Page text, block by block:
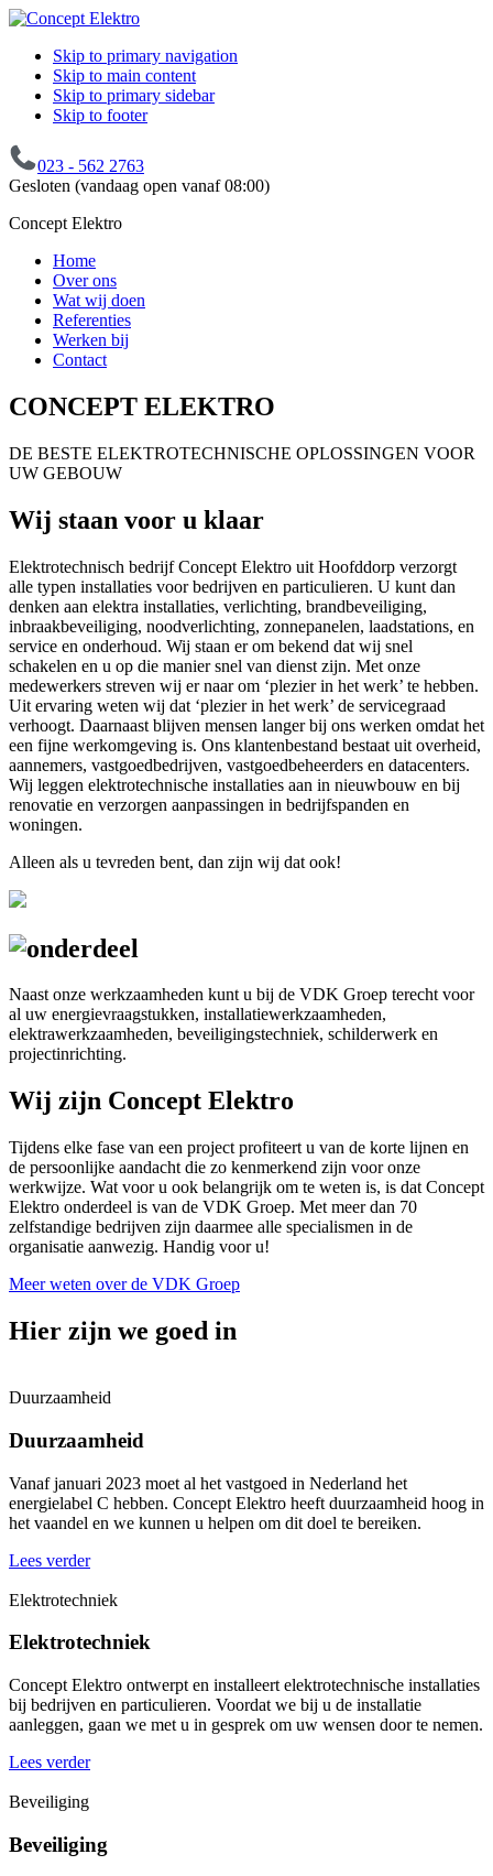
Skip to primary navigation
Skip to main content
Skip to primary sidebar
Skip to footer
023 - 562 2763
Gesloten (vandaag open vanaf 08:00)
Concept Elektro
Home
Over ons
Wat wij doen
Referenties
Werken bij
Contact
CONCEPT ELEKTRO
DE BESTE ELEKTROTECHNISCHE OPLOSSINGEN VOOR
UW GEBOUW
Wij staan voor u klaar
Elektrotechnisch bedrijf Concept Elektro uit Hoofddorp verzorgt
alle typen installaties voor bedrijven en particulieren. U kunt dan
denken aan elektra installaties, verlichting, brandbeveiliging,
inbraakbeveiliging, noodverlichting, zonnepanelen, laadstations, en
service en onderhoud. Wij staan er om bekend dat wij snel
schakelen en u op die manier snel van dienst zijn. Met onze
medewerkers streven wij er naar om ‘plezier in het werk’ te hebben.
Uit ervaring weten wij dat ‘plezier in het werk’ de servicegraad
verhoogt. Daarnaast blijven mensen langer bij ons werken omdat het
een fijne werkomgeving is. Ons klantenbestand bestaat uit overheid,
aannemers, vastgoedbedrijven, vastgoedbeheerders en datacenters.
Wij leggen elektrotechnische installaties aan in nieuwbouw en bij
renovatie en verzorgen aanpassingen in bedrijfspanden en
woningen.
Alleen als u tevreden bent, dan zijn wij dat ook!
Naast onze werkzaamheden kunt u bij de VDK Groep terecht voor
al uw energievraagstukken, installatiewerkzaamheden,
elektrawerkzaamheden, beveiligingstechniek, schilderwerk en
projectinrichting.
Wij zijn Concept Elektro
Tijdens elke fase van een project profiteert u van de korte lijnen en
de persoonlijke aandacht die zo kenmerkend zijn voor onze
werkwijze. Wat voor u ook belangrijk om te weten is, is dat Concept
Elektro onderdeel is van de VDK Groep. Met meer dan 70
zelfstandige bedrijven zijn daarmee alle specialismen in de
organisatie aanwezig. Handig voor u!
Meer weten over de VDK Groep
Hier zijn we goed in
Duurzaamheid
Duurzaamheid
Vanaf januari 2023 moet al het vastgoed in Nederland het
energielabel C hebben. Concept Elektro heeft duurzaamheid hoog in
het vaandel en we kunnen u helpen om dit doel te bereiken.
Lees verder
Elektrotechniek
Elektrotechniek
Concept Elektro ontwerpt en installeert elektrotechnische installaties
bij bedrijven en particulieren. Voordat we bij u de installatie
aanleggen, gaan we met u in gesprek om uw wensen door te nemen.
Lees verder
Beveiliging
Beveiliging